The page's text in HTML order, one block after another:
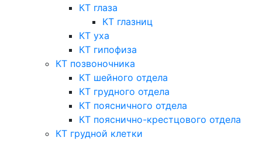
КТ глаза
КТ глазниц
КТ уха
КТ гипофиза
КТ позвоночника
КТ шейного отдела
КТ грудного отдела
КТ поясничного отдела
КТ пояснично-крестцового отдела
КТ грудной клетки